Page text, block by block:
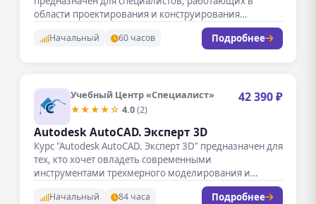
области проектирования и конструирования
Начальный 60 часов Подробнее
Учебный Центр «Специалист»
★★★★☆ 4.0(2)
42 390 ₽
Autodesk AutoCAD. Эксперт 3D
Курс "Autodesk AutoCAD. Эксперт 3D" предназначен для
тех, кто хочет овладеть современными
инструментами трехмерного моделирования и
Начальный 84 часа Подробнее